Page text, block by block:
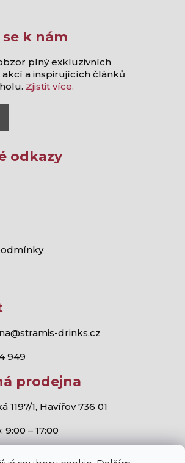
k nám
plný exkluzivních
akcí a inspirujících článků
Zjistit více.
odkazy
drinks.cz
949
prodejna
1197/1, Havířov 736 01
9:00 – 17:00